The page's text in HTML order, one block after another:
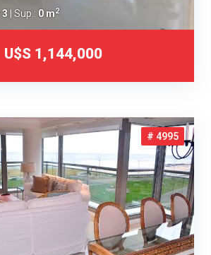
3 | Sup.: 0 m2
U$S 1,144,000
# 4995